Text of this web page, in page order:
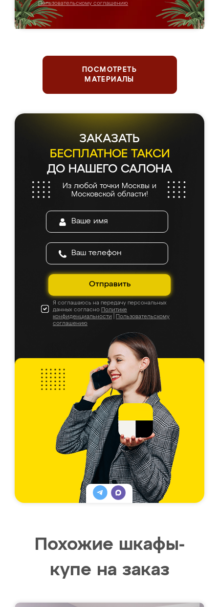
Пользовательскому соглашению
ПОСМОТРЕТЬ
МАТЕРИАЛЫ
ЗАКАЗАТЬ
БЕСПЛАТНОЕ ТАКСИ
ДО НАШЕГО САЛОНА
Из любой точки Москвы и
Московской области!
Отправить
Я соглашаюсь на передачу персональных
данных согласно Политике
конфиденциальности
Пользовательскому
соглашению
Похожие шкафы-
купе на заказ